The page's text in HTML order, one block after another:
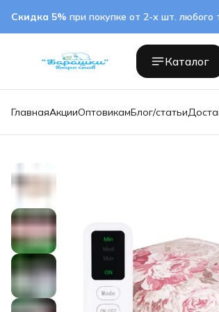
Скидка 5% при покупке от 2-х шт. любого
Каталог
ГлавнаяАкцииОптовикамБлог/статьи